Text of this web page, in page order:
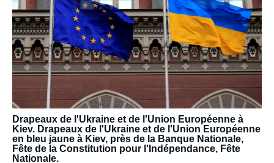
Drapeaux de l'Ukraine et de l'Union Européenne à
Kiev. Drapeaux de l'Ukraine et de l'Union Européenne
en bleu jaune à Kiev, près de la Banque Nationale,
Fête de la Constitution pour l'Indépendance, Fête
Nationale.